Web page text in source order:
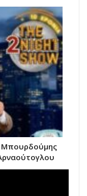
Μπουρδούμης